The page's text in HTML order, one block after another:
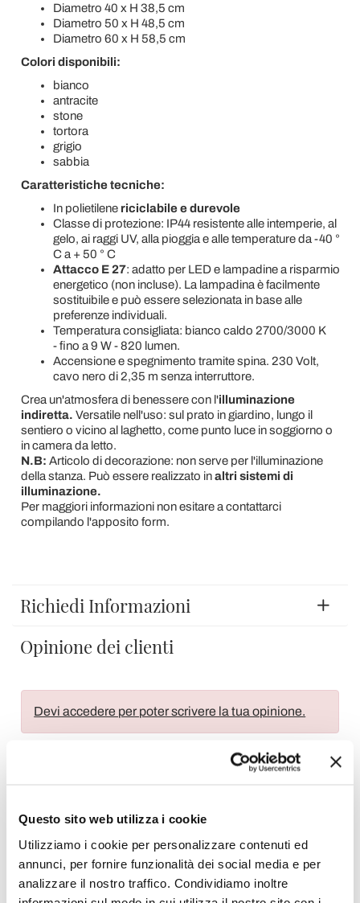
Questo sito web utilizza i cookie
Utilizziamo i cookie per personalizzare contenuti ed
annunci, per fornire funzionalità dei social media e per
analizzare il nostro traffico. Condividiamo inoltre
Diametro 40 x H 38,5 cm
Diametro 50 x H 48,5 cm
Diametro 60 x H 58,5 cm
Colori disponibili:
bianco
antracite
stone
tortora
grigio
sabbia
Caratteristiche tecniche:
In polietilene riciclabile e durevole
Classe di protezione: IP44 resistente alle intemperie, al
gelo, ai raggi UV, alla pioggia e alle temperature da -40 °
C a + 50 ° C
Attacco E 27: adatto per LED e lampadine a risparmio
energetico (non incluse). La lampadina è facilmente
sostituibile e può essere selezionata in base alle
preferenze individuali.
Temperatura consigliata: bianco caldo 2700/3000 K
- fino a 9 W - 820 lumen.
Accensione e spegnimento tramite spina. 230 Volt,
cavo nero di 2,35 m senza interruttore.
Crea un'atmosfera di benessere con l'illuminazione
indiretta. Versatile nell'uso: sul prato in giardino, lungo il
sentiero o vicino al laghetto, come punto luce in soggiorno o
in camera da letto.
N.B: Articolo di decorazione: non serve per l'illuminazione
della stanza. Può essere realizzato inaltri sistemi di
illuminazione.
Per maggiori informazioni non esitare a contattarci
compilando l'apposito form.
Richiedi Informazioni
Opinione dei clienti
Devi accedere per poter scrivere la tua opinione.
Aggiungi alla Wish List
Invia la tua opinione su questo prodotto Stampa
Condividi